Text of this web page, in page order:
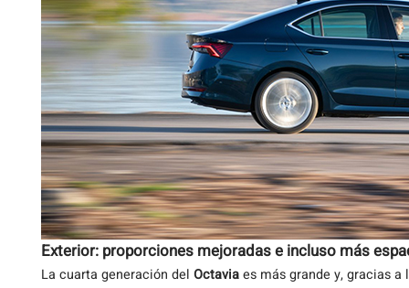
Exterior: proporciones mejoradas e incluso más
La cuarta generación del Octaviaes más grande y, gracias